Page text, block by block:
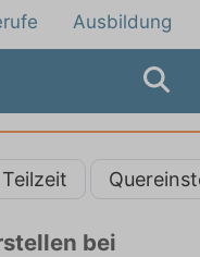
Ausbildung
Teilzeit
bei